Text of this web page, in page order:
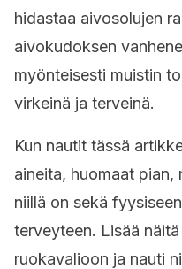
hidastaa aivosolujen
aivokudoksen
myönteisesti muistin
virkeinä ja terveinä.
Kun nautit tässä
aineita, huomaat
niillä on sekä
terveyteen. Lisää
ruokavalioon ja nauti